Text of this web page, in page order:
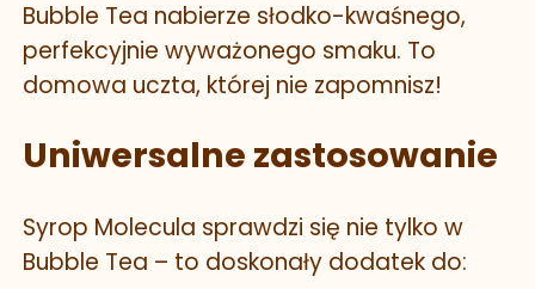
Bubble Tea nabierze słodko-kwaśnego,
perfekcyjnie wyważonego smaku. To
domowa uczta, której nie zapomnisz!
Uniwersalne zastosowanie
Syrop Molecula sprawdzi się nie tylko w
Bubble Tea – to doskonały dodatek do: